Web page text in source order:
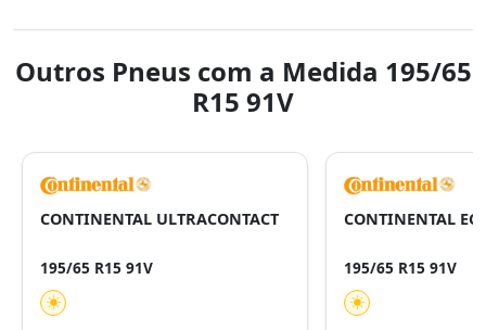
Outros Pneus com a Medida 195/65
R15 91V
CONTINENTAL ULTRACONTACT
195/65 R15 91V
CONTINENTAL
195/65 R15 91V